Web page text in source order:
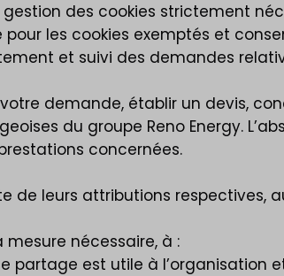
des cookies strictement
les cookies exemptés et
et suivi des demandes
demande, établir un devis,
du groupe Reno Energy.
concernées.
de leurs attributions respectives,
nécessaire, à :
partage est utile à